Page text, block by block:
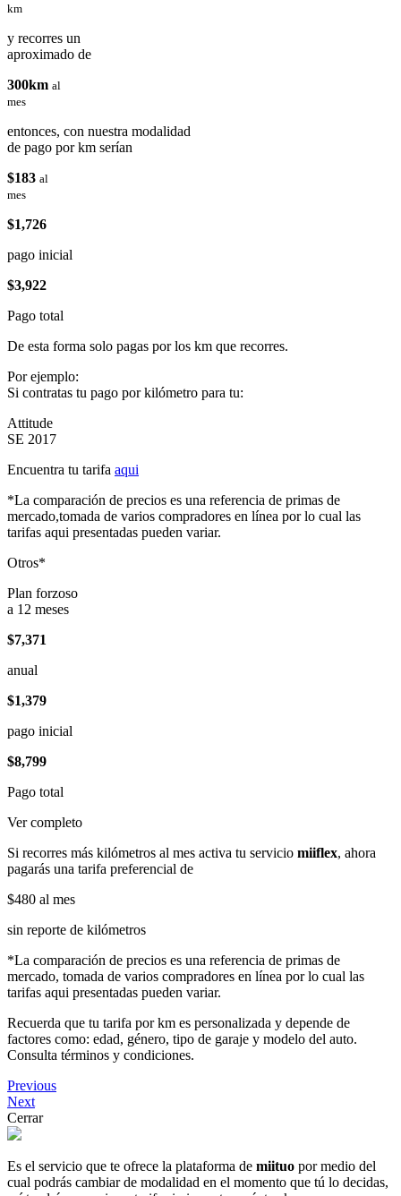
km
y recorres un
aproximado de
300km al
mes
entonces, con nuestra modalidad
de pago por km serían
$183 al
mes
$1,726
pago inicial
$3,922
Pago total
De esta forma solo pagas por los km que recorres.
Por ejemplo:
Si contratas tu pago por kilómetro para tu:
Attitude
SE 2017
Encuentra tu tarifa aqui
*La comparación de precios es una referencia de primas de
mercado,tomada de varios compradores en línea por lo cual las
tarifas aqui presentadas pueden variar.
Otros*
Plan forzoso
a 12 meses
$7,371
anual
$1,379
pago inicial
$8,799
Pago total
Ver completo
Si recorres más kilómetros al mes activa tu servicio miiflex, ahora
pagarás una tarifa preferencial de
$480 al mes
sin reporte de kilómetros
*La comparación de precios es una referencia de primas de
mercado, tomada de varios compradores en línea por lo cual las
tarifas aqui presentadas pueden variar.
Recuerda que tu tarifa por km es personalizada y depende de
factores como: edad, género, tipo de garaje y modelo del auto.
Consulta términos y condiciones.
Previous
Next
Cerrar
Es el servicio que te ofrece la plataforma de miituo por medio del
cual podrás cambiar de modalidad en el momento que tú lo decidas,